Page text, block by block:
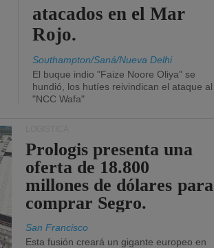
atacados en el Mar
Rojo.
Southampton/Saná/Nueva Delhi
El buque indio "Faize Noore Oliya" se
hundió, los hutíes reivindican el ataque al
"NCC Wafa"
Prologis presenta una
oferta de 18.800
millones de dólares para
comprar Segro.
San Francisco
Esta fusión creará un gigante europeo en